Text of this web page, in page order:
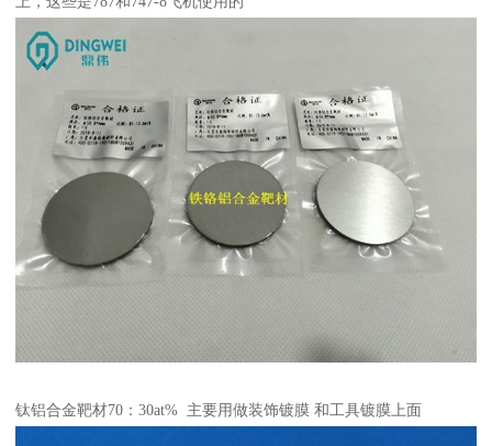
钛铝合金靶材70：30at% 主要用做装饰镀膜 和工具镀膜上面